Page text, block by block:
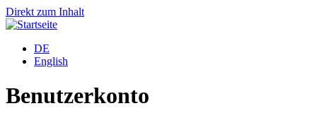
Direkt zum Inhalt
DE
English
Benutzerkonto